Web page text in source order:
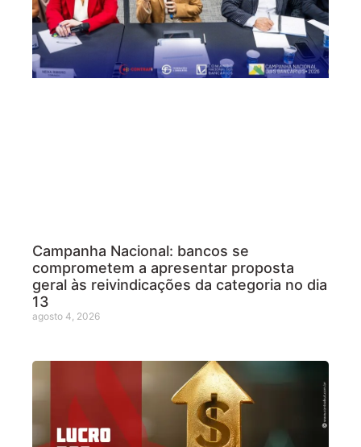
Campanha Nacional: bancos se
comprometem a apresentar proposta
geral às reivindicações da categoria no dia
13
agosto 4, 2026